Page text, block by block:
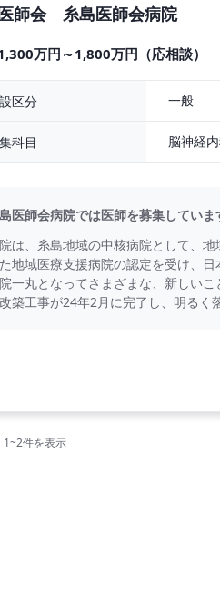
師会 糸島医師会病院
万円～1,800万円（応相談）
区分 一般
科目 脳神経
医師会病院では医師を募集していま
は、糸島地域の中核病院として、
地域医療支援病院の認定を受け、
一丸となってさまざまな、新しい
築工事が24年2月に完了し、明るく
1~2件を表示